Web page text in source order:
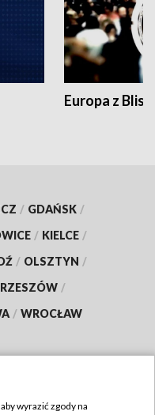
Europa z
/ GDAŃSK /
/ KIELCE /
/ OLSZTYN /
RZESZÓW /
/ WROCŁAW
wyrazić zgody na